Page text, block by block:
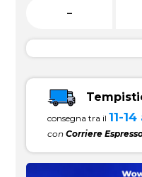
-
consegna tra il 11-
conCorriere